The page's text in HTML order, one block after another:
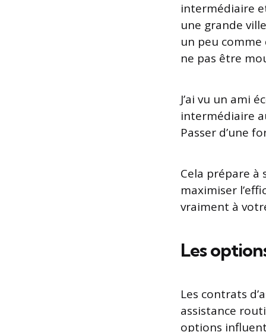
intermédiaire
une grande
un peu
ne pas être
J’ai vu un ami
intermédiaire
Passer d’une
Cela prépare à
maximiser
vraiment à
Les
Les contrats
assistance
options